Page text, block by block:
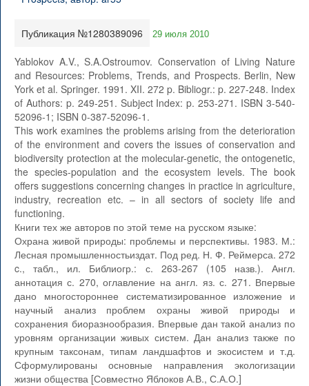
Публикация №1280389096 29 июля 2010
Yablokov A.V., S.A.Ostroumov. Conservation of Living Nature
and Resources: Problems, Trends, and Prospects. Berlin, New
York et al. Springer. 1991. XII. 272 p. Bibliogr.: p. 227-248. Index
of Authors: p. 249-251. Subject Index: p. 253-271. ISBN 3-540-
52096-1; ISBN 0-387-52096-1.
This work examines the problems arising from the deterioration
of the environment and covers the issues of conservation and
biodiversity protection at the molecular-genetic, the ontogenetic,
the species-population and the ecosystem levels. The book
offers suggestions concerning changes in practice in agriculture,
industry, recreation etc. – in all sectors of society life and
functioning.
Книги тех же авторов по этой теме на русском языке:
Охрана живой природы: проблемы и перспективы. 1983. М.:
Лесная промышленностьиздат. Под ред. Н. Ф. Реймерса. 272
c., табл., ил. Библиогр.: с. 263-267 (105 назв.). Англ.
аннотация с. 270, оглавление на англ. яз. с. 271. Впервые
дано многостороннее систематизированное изложение и
научный анализ проблем охраны живой природы и
сохранения биоразнообразия. Впервые дан такой анализ по
уровням организации живых систем. Дан анализ также по
крупным таксонам, типам ландшафтов и экосистем и т.д.
Сформулированы основные направления экологизации
жизни общества [Совместно Яблоков А.В., С.А.О.]